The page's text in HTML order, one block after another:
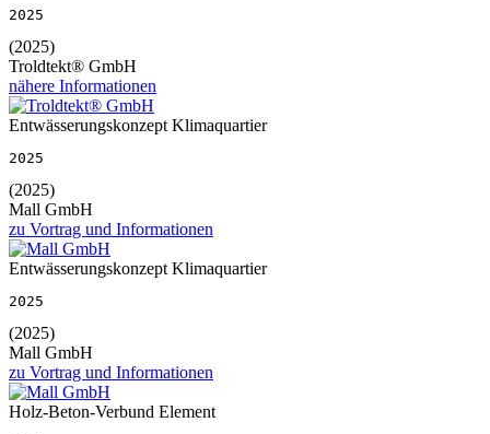
2025
(2025)
Troldtekt® GmbH
nähere Informationen
Entwässerungskonzept Klimaquartier
2025
(2025)
Mall GmbH
zu Vortrag und Informationen
Entwässerungskonzept Klimaquartier
2025
(2025)
Mall GmbH
zu Vortrag und Informationen
Holz-Beton-Verbund Element